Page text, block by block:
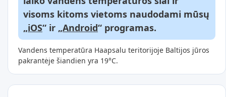
visoms kitoms vietoms naudodami mūsų
„iOS“ ir „Android“ programas.
Vandens temperatūra Haapsalu teritorijoje Baltijos jūros
pakrantėje šiandien yra 19°C.